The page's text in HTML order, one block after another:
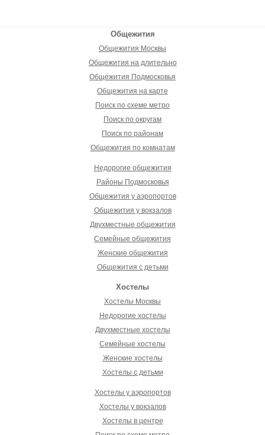
Общежития
Общежития Москвы
Общежития на длительно
Общежития Подмосковья
Общежития на карте
Поиск по схеме метро
Поиск по округам
Поиск по районам
Общежития по комнатам
Недорогие общежития
Районы Подмосковья
Общежития у аэропортов
Общежития у вокзалов
Двухместные общежития
Семейные общежития
Женские общежития
Общежития с детьми
Хостелы
Хостелы Москвы
Недорогие хостелы
Двухместные хостелы
Семейные хостелы
Женские хостелы
Хостелы с детьми
Хостелы у аэропортов
Хостелы у вокзалов
Хостелы в центре